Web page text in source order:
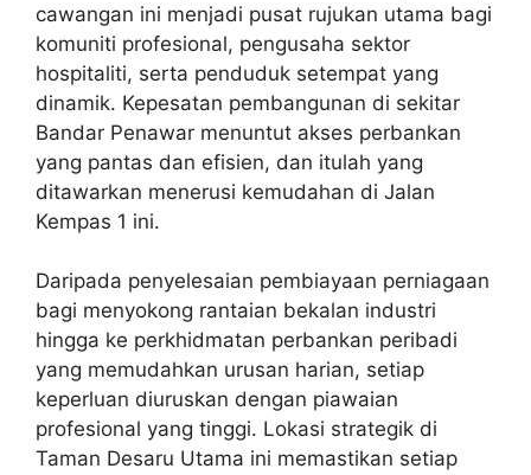
cawangan ini menjadi pusat rujukan utama bagi
komuniti profesional, pengusaha sektor
hospitaliti, serta penduduk setempat yang
dinamik. Kepesatan pembangunan di sekitar
Bandar Penawar menuntut akses perbankan
yang pantas dan efisien, dan itulah yang
ditawarkan menerusi kemudahan di Jalan
Kempas 1 ini.
Daripada penyelesaian pembiayaan perniagaan
bagi menyokong rantaian bekalan industri
hingga ke perkhidmatan perbankan peribadi
yang memudahkan urusan harian, setiap
keperluan diuruskan dengan piawaian
profesional yang tinggi. Lokasi strategik di
Taman Desaru Utama ini memastikan setiap